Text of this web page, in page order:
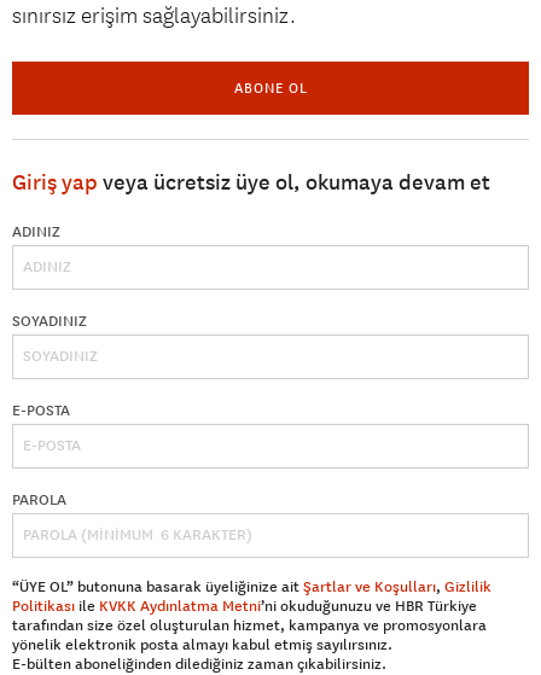
sınırsız erişim sağlayabilirsiniz.
ABONE OL
Giriş yap veya ücretsiz üye ol, okumaya devam et
ADINIZ
SOYADINIZ
E-POSTA
PAROLA
“ÜYE OL” butonuna basarak üyeliğinize aitŞartlar ve Koşulları, Gizlilik
Politikası ile KVKK Aydınlatma Metni’ni okuduğunuzu ve HBR Türkiye
tarafından size özel oluşturulan hizmet, kampanya ve promosyonlara
yönelik elektronik posta almayı kabul etmiş sayılırsınız.
E-bülten aboneliğinden dilediğiniz zaman çıkabilirsiniz.